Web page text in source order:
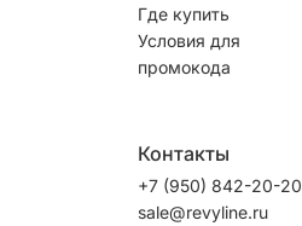
Где купить
Условия для
промокода
Контакты
+7 (950) 842-20-20
sale@revyline.ru